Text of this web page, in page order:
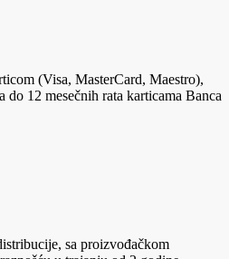
(Visa, MasterCard, Maestro),
12 mesečnih rata karticama Banca
sa proizvođačkom